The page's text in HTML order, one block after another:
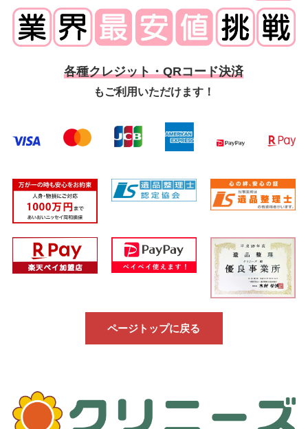
各種クレジット・QRコード決済
もご利用いただけます！
ページトップに戻る